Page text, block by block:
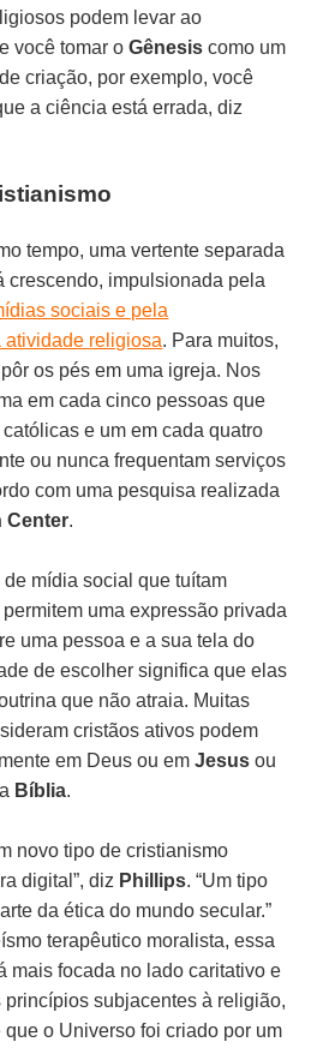
podem levar ao
você tomar oGênesis como um
criação, por exemplo, você
a ciência está errada, diz
tempo, uma vertente separada
crescendo, impulsionada pela
sociais e pela
religiosa. Para muitos,
os pés em uma igreja. Nos
em cada cinco pessoas que
e um em cada quatro
ou nunca frequentam serviços
com uma pesquisa realizada
Center.
mídia social que tuítam
permitem uma expressão privada
uma pessoa e a sua tela do
de escolher significa que elas
que não atraia. Muitas
cristãos ativos podem
em Deus ou emJesus ou
Bíblia.
novo tipo de cristianismo
digital”, diz Phillips. “Um tipo
da ética do mundo secular.”
terapêutico moralista, essa
mais focada no lado caritativo e
princípios subjacentes à religião,
o Universo foi criado por um